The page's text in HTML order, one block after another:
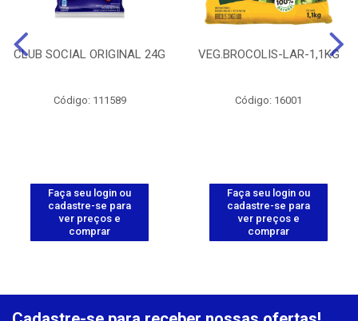
CLUB SOCIAL ORIGINAL 24G
Código: 111589
Faça seu login ou
cadastre-se para
ver preços e
comprar
VEG.BROCOLIS-LAR-1,1KG
Código: 16001
Faça seu login ou
cadastre-se para
ver preços e
comprar